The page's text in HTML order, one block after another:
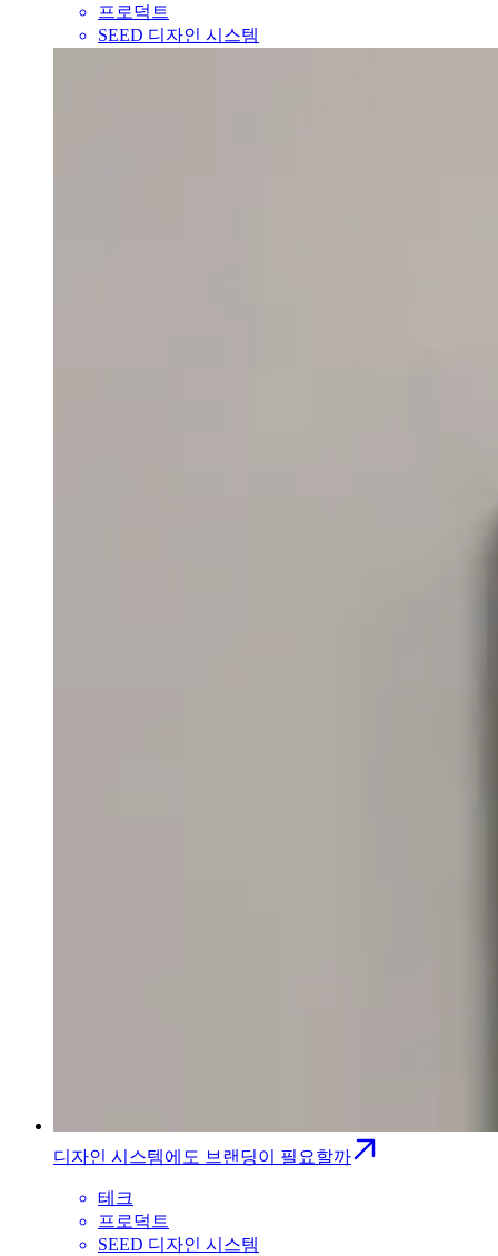
프로덕트
SEED 디자인 시스템
디자인 시스템에도 브랜딩이 필요할까
테크
프로덕트
SEED 디자인 시스템